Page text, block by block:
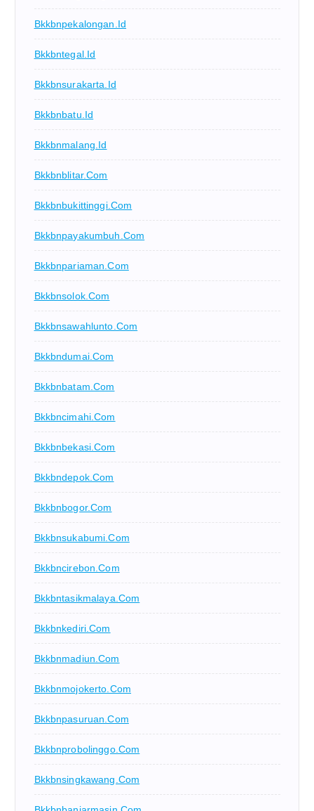
Bkkbnpekalongan.id
Bkkbntegal.id
Bkkbnsurakarta.id
Bkkbnbatu.id
Bkkbnmalang.id
Bkkbnblitar.com
Bkkbnbukittinggi.com
Bkkbnpayakumbuh.com
Bkkbnpariaman.com
Bkkbnsolok.com
Bkkbnsawahlunto.com
Bkkbndumai.com
Bkkbnbatam.com
Bkkbncimahi.com
Bkkbnbekasi.com
Bkkbndepok.com
Bkkbnbogor.com
Bkkbnsukabumi.com
Bkkbncirebon.com
Bkkbntasikmalaya.com
Bkkbnkediri.com
Bkkbnmadiun.com
Bkkbnmojokerto.com
Bkkbnpasuruan.com
Bkkbnprobolinggo.com
Bkkbnsingkawang.com